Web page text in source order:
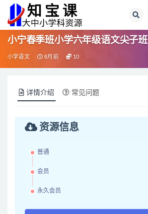
小宁春季班小学六年级语文尖子班
小学语文 8月前 10
详情介绍 常见问题
资源信息
普通
会员
永久会员
全部